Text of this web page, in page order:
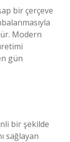
bir çerçeve
Modern
gün
bir şekilde
sağlayan